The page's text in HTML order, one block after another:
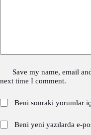
Save my name, email
next time I comment.
Beni sonraki yorumlar
Beni yeni yazılarda e-